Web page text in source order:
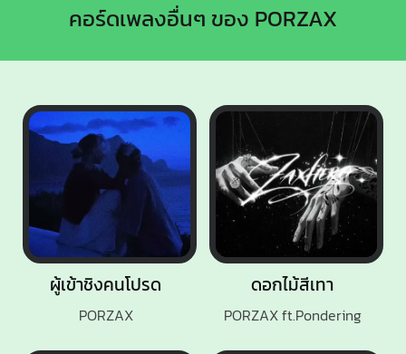
คอร์ดเพลงอื่นๆ ของ PORZAX
ผู้เข้าชิงคนโปรด
PORZAX
ดอกไม้สีเทา
PORZAX ft.Pondering